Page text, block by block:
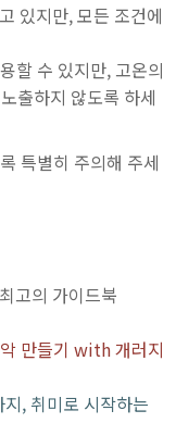
있지만, 모든 조건에
할 수 있지만, 고온의
출하지 않도록 하세
특별히 주의해 주세
고의 가이드북
만들기 with 개러지
, 취미로 시작하는